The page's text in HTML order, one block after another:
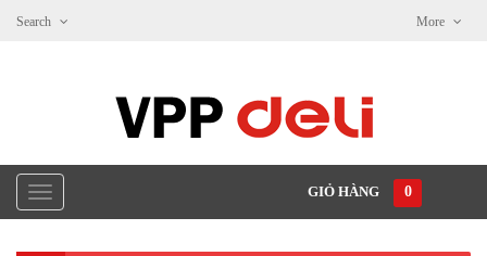
More
Search
GIỎ HÀNG 0